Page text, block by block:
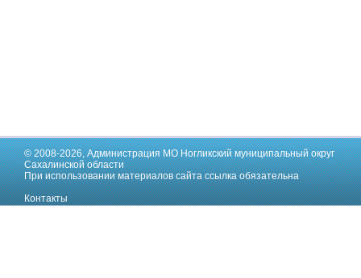
© 2008-2026,Администрация МО Ногликский муниципальный округ
Сахалинской области
При использовании материалов сайта ссылка обязательна
Контакты